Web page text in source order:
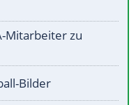
Mitarbeiter zu
Bilder